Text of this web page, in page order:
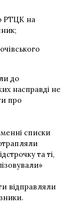
РТЦК на
до
насправді не
про
списки
та ті,
відправляли